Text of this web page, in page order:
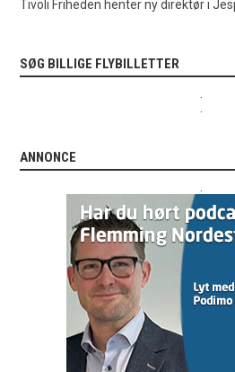
Tivoli Friheden henter ny direktør i
SØG BILLIGE FLYBILLETTER
ANNONCE